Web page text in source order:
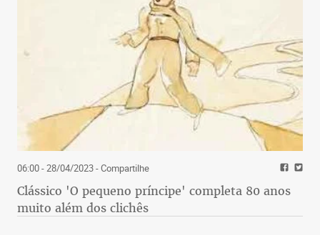
06:00 - 28/04/2023- Compartilhe
Clássico 'O pequeno príncipe' completa 80 anos
muito além dos clichês